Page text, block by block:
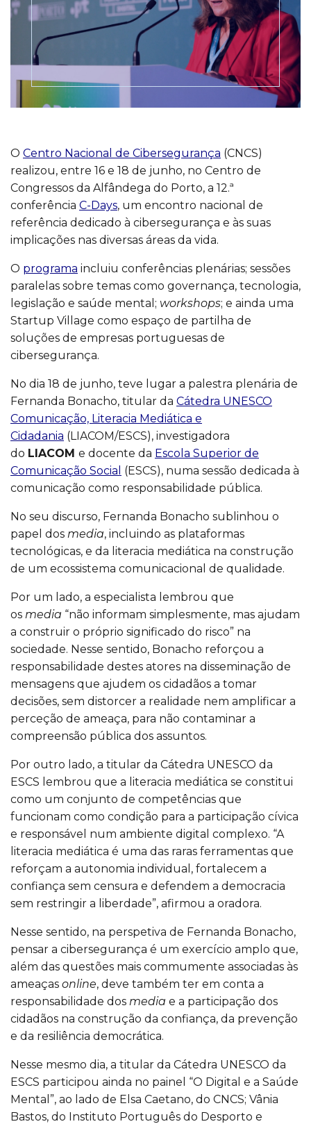
O Centro Nacional de Cibersegurança (CNCS)
realizou, entre 16 e 18 de junho, no Centro de
Congressos da Alfândega do Porto, a 12.ª
conferência C-Days, um encontro nacional de
referência dedicado à cibersegurança e às suas
implicações nas diversas áreas da vida.
O programa incluiu conferências plenárias; sessões
paralelas sobre temas como governança, tecnologia,
legislação e saúde mental; workshops; e ainda uma
Startup Village como espaço de partilha de
soluções de empresas portuguesas de
cibersegurança.
No dia 18 de junho, teve lugar a palestra plenária de
Fernanda Bonacho, titular da Cátedra UNESCO
Comunicação, Literacia Mediática e
Cidadania (LIACOM/ESCS), investigadora
do LIACOM e docente da Escola Superior de
Comunicação Social (ESCS), numa sessão dedicada à
comunicação como responsabilidade pública.
No seu discurso, Fernanda Bonacho sublinhou o
papel dos media, incluindo as plataformas
tecnológicas, e da literacia mediática na construção
de um ecossistema comunicacional de qualidade.
Por um lado, a especialista lembrou que
os media “não informam simplesmente, mas ajudam
a construir o próprio significado do risco” na
sociedade. Nesse sentido, Bonacho reforçou a
responsabilidade destes atores na disseminação de
mensagens que ajudem os cidadãos a tomar
decisões, sem distorcer a realidade nem amplificar a
perceção de ameaça, para não contaminar a
compreensão pública dos assuntos.
Por outro lado, a titular da Cátedra UNESCO da
ESCS lembrou que a literacia mediática se constitui
como um conjunto de competências que
funcionam como condição para a participação cívica
e responsável num ambiente digital complexo. “A
literacia mediática é uma das raras ferramentas que
reforçam a autonomia individual, fortalecem a
confiança sem censura e defendem a democracia
sem restringir a liberdade”, afirmou a oradora.
Nesse sentido, na perspetiva de Fernanda Bonacho,
pensar a cibersegurança é um exercício amplo que,
além das questões mais commumente associadas às
ameaças online, deve também ter em conta a
responsabilidade dos media e a participação dos
cidadãos na construção da confiança, da prevenção
e da resiliência democrática.
Nesse mesmo dia, a titular da Cátedra UNESCO da
ESCS participou ainda no painel “O Digital e a Saúde
Mental”, ao lado de Elsa Caetano, do CNCS; Vânia
Bastos, do Instituto Português do Desporto e